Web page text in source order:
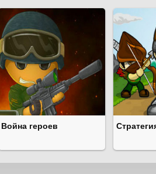
Война героев